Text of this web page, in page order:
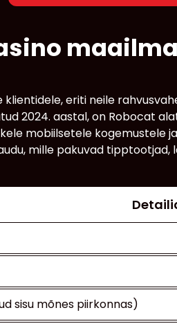
maailma
eriti neile
2024. aastal, on Robocat
mobiilsetele kogemustele
mille pakuvad
sisu mõnes piirkonnas)